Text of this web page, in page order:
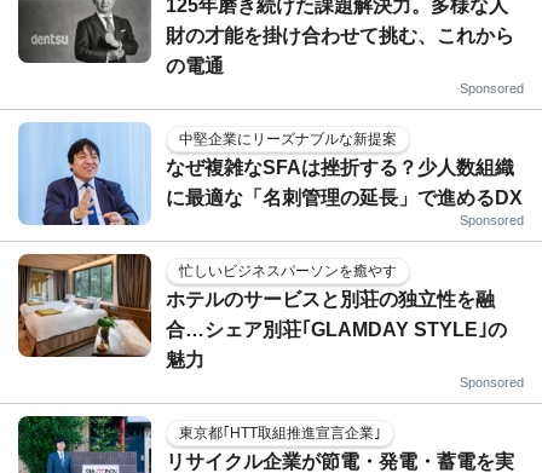
125年磨き続けた課題解決力。多様な人
財の才能を掛け合わせて挑む、これから
の電通
Sponsored
中堅企業にリーズナブルな新提案
なぜ複雑なSFAは挫折する？少人数組織
に最適な「名刺管理の延長」で進めるDX
Sponsored
忙しいビジネスパーソンを癒やす
ホテルのサービスと別荘の独立性を融
合…シェア別荘｢GLAMDAY STYLE｣の
魅力
Sponsored
東京都｢HTT取組推進宣言企業｣
リサイクル企業が節電・発電・蓄電を実